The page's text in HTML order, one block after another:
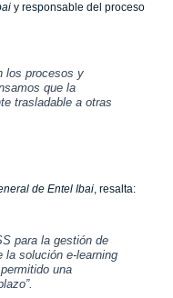
y responsable del proceso
los procesos y
que la
trasladable a otras
de Entel Ibai, resalta:
para la gestión de
la solución e-learning
una